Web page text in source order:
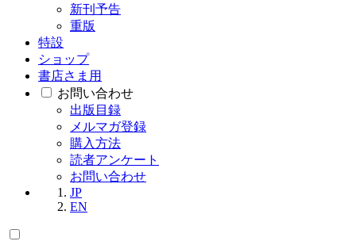
新刊予告
重版
特設
ショップ
書店さま用
お問い合わせ
出版目録
メルマガ登録
購入方法
読者アンケート
お問い合わせ
JP
EN